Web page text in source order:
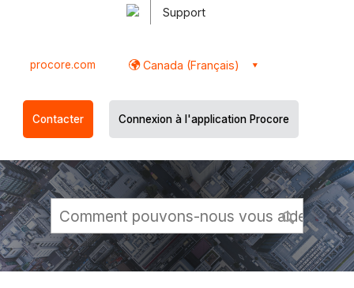
Support
procore.com Canada (Français)
Contacter Connexion à l'application Procore